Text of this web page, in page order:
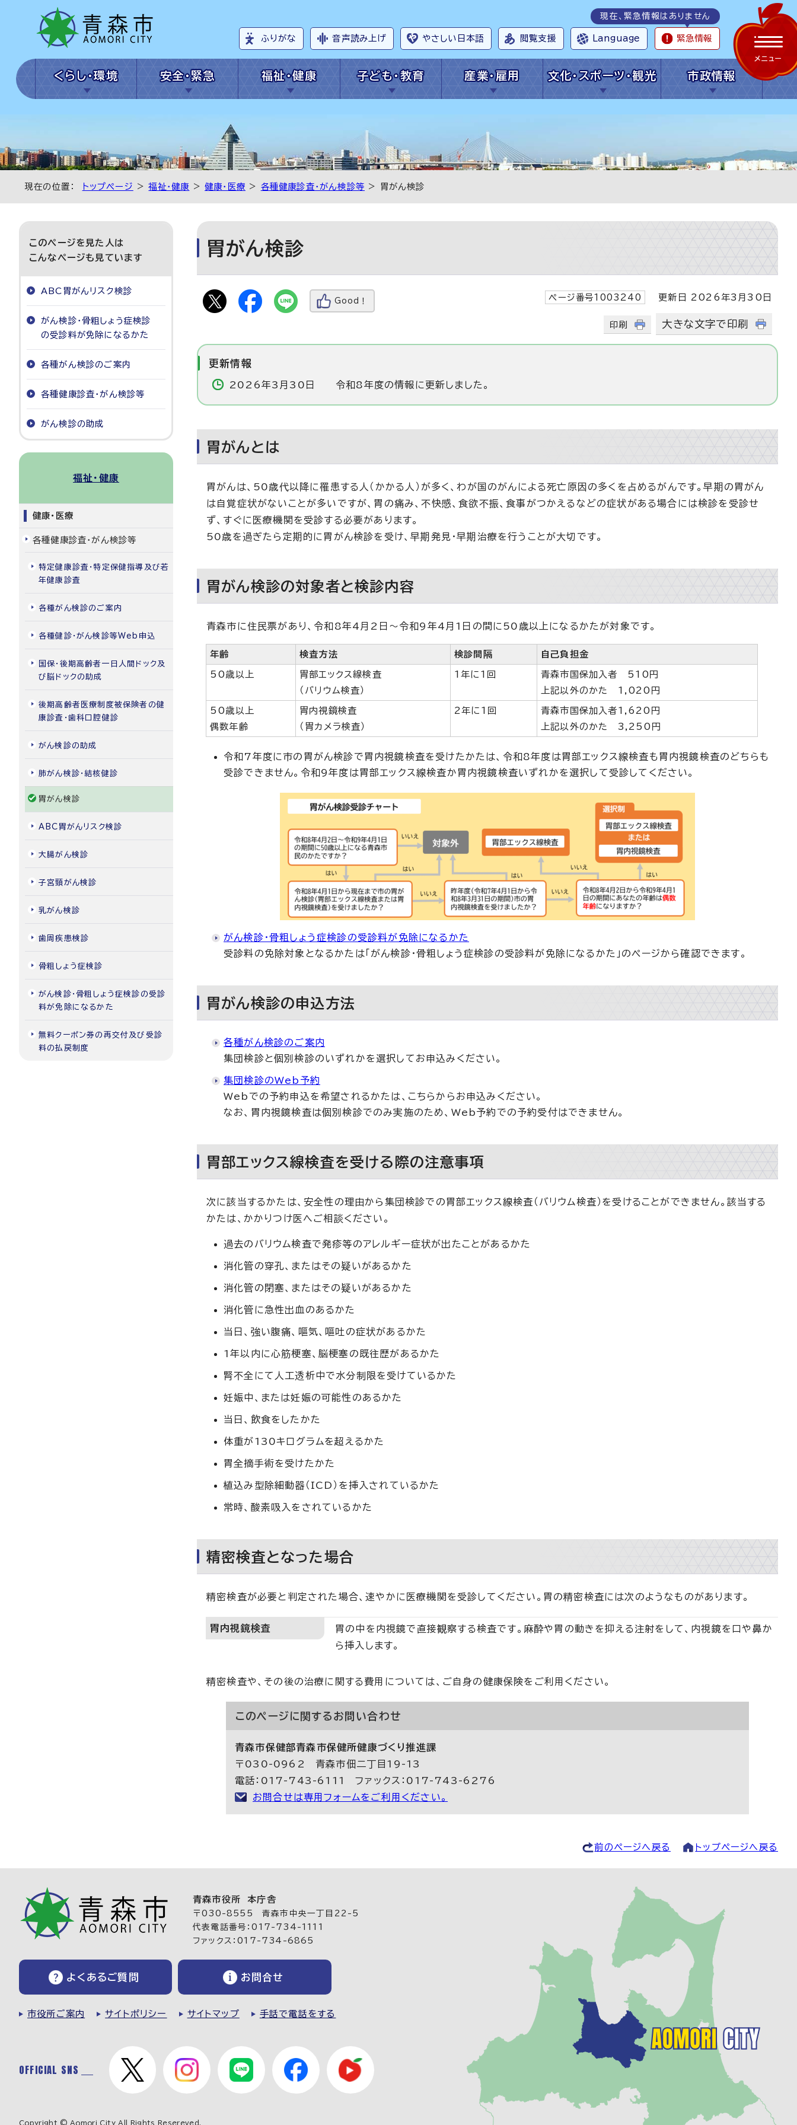
現在、緊急情報はありません
ふりがな 音声読み上げ やさしい日本語 閲覧支援 Language 緊急情報
メニュー
くらし・環境 安全・緊急 福祉・健康 子ども・教育 産業・雇用 文化・スポーツ・観光 市政情報
現在の位置： トップページ >福祉・健康 >健康・医療 > 各種健康診査・がん検診等 > 胃がん検診
胃がん検診
Good！ ページ番号1003240 更新日 2026年3月30日
印刷 大きな文字で印刷
更新情報
2026年3月30日 令和8年度の情報に更新しました。
胃がんとは
胃がんは、50歳代以降に罹患する人（かかる人）が多く、わが国のがんによる死亡原因の多くを占めるがんです。早期の胃がん
は自覚症状がないことが多いですが、胃の痛み、不快感、食欲不振、食事がつかえるなどの症状がある場合には検診を受診せ
ず、すぐに医療機関を受診する必要があります。
50歳を過ぎたら定期的に胃がん検診を受け、早期発見・早期治療を行うことが大切です。
胃がん検診の対象者と検診内容
青森市に住民票があり、令和8年4月2日～令和9年4月1日の間に50歳以上になるかたが対象です。
年齢 検査方法 検診間隔 自己負担金
50歳以上
胃部エックス線検査
（バリウム検査）
1年に1回
青森市国保加入者 510円
上記以外のかた 1,020円
50歳以上
偶数年齢
胃内視鏡検査
（胃カメラ検査）
2年に1回
青森市国保加入者1,620円
上記以外のかた 3,250円
令和7年度に市の胃がん検診で胃内視鏡検査を受けたかたは、令和8年度は胃部エックス線検査も胃内視鏡検査のどちらも
受診できません。令和9年度は胃部エックス線検査か胃内視鏡検査いずれかを選択して受診してください。
がん検診・骨粗しょう症検診の受診料が免除になるかた
受診料の免除対象となるかたは「がん検診・骨粗しょう症検診の受診料が免除になるかた」のページから確認できます。
胃がん検診の申込方法
各種がん検診のご案内
集団検診と個別検診のいずれかを選択してお申込みください。
集団検診のWeb予約
Webでの予約申込を希望されるかたは、こちらからお申込みください。
なお、胃内視鏡検査は個別検診でのみ実施のため、Web予約での予約受付はできません。
胃部エックス線検査を受ける際の注意事項
次に該当するかたは、安全性の理由から集団検診での胃部エックス線検査（バリウム検査）を受けることができません。該当する
かたは、かかりつけ医へご相談ください。
過去のバリウム検査で発疹等のアレルギー症状が出たことがあるかた
消化管の穿孔、またはその疑いがあるかた
消化管の閉塞、またはその疑いがあるかた
消化管に急性出血のあるかた
当日、強い腹痛、嘔気、嘔吐の症状があるかた
1年以内に心筋梗塞、脳梗塞の既往歴があるかた
腎不全にて人工透析中で水分制限を受けているかた
妊娠中、または妊娠の可能性のあるかた
当日、飲食をしたかた
体重が130キログラムを超えるかた
胃全摘手術を受けたかた
植込み型除細動器（ICD）を挿入されているかた
常時、酸素吸入をされているかた
精密検査となった場合
精密検査が必要と判定された場合、速やかに医療機関を受診してください。胃の精密検査には次のようなものがあります。
胃内視鏡検査
胃の中を内視鏡で直接観察する検査です。麻酔や胃の動きを抑える注射をして、内視鏡を口や鼻か
ら挿入します。
精密検査や、その後の治療に関する費用については、ご自身の健康保険をご利用ください。
このページに関する お問い合わせ
青森市保健部青森市保健所健康づくり推進課
〒030-0962 青森市佃二丁目19-13
電話：017-743-6111 ファックス：017-743-6276
お問合せは専用フォームをご利用ください。
このページを見た人は
こんなページも見ています
ABC胃がんリスク検診
がん検診・骨粗しょう症検診
の受診料が免除になるかた
各種がん検診のご案内
各種健康診査・がん検診等
がん検診の助成
福祉・健康
健康・医療
各種健康診査・がん検診等
特定健康診査・特定保健指導及び若
年健康診査
各種がん検診のご案内
各種健診・がん検診等Web申込
国保・後期高齢者一日人間ドック及
び脳ドックの助成
後期高齢者医療制度被保険者の健
康診査・歯科口腔健診
がん検診の助成
肺がん検診・結核健診
胃がん検診
ABC胃がんリスク検診
大腸がん検診
子宮頸がん検診
乳がん検診
歯周疾患検診
骨粗しょう症検診
がん検診・骨粗しょう症検診の受診
料が免除になるかた
無料クーポン券の再交付及び受診
料の払戻制度
前のページへ戻る トップページへ戻る
青森市役所 本庁舎
〒030-8555 青森市中央一丁目22-5
代表電話番号：017-734-1111
ファックス：017-734-6865
よくあるご質問 お問合せ
市役所ご案内 サイトポリシー サイトマップ 手話で電話をする
OFFICIAL SNS
Copyright © Aomori City All Rights Resereved.